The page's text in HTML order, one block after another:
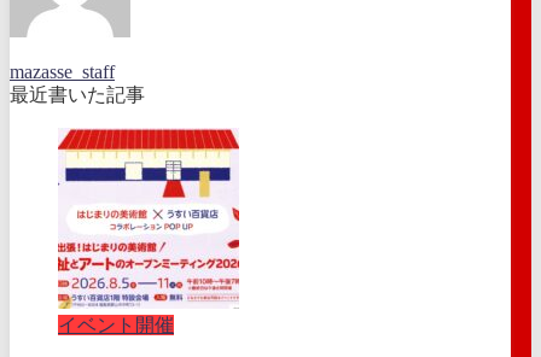
mazasse_staff
最近書いた記事
イベント開催